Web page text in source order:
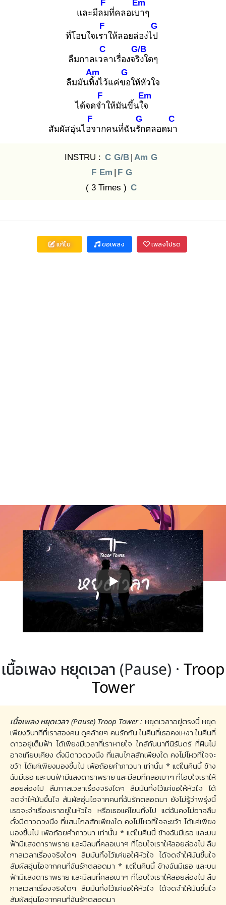
และมีลม
F
ที่คลอเบา
Em
ๆ
ที่โอบใจเรา
F
ให้ลอยล่องไป
G
ลืมกาลเวล
C
าเรื่องจริง
G/B
ใดๆ
ลืมมันทิ้ง
Am
ไว้แค่ขอ
G
ให้หัวใจ
ได้จดจำ
F
ให้มันขึ้นใจ
Em
สัมผัสอุ่นไอจ
F
ากคนที่ฉันรัก
G
ตลอดมา
C
INSTRU : C G/B | Am G
F Em | F G
( 3 Times ) C
แก้ไข ขอเพลง เพลงโปรด
เนื้อเพลง หยุดเวลา (Pause) · Troop
Tower
เนื้อเพลง หยุดเวลา (Pause) Troop Tower : หยุดเวลาอยู่ตรงนี้ หยุด
เพียงวินาทีที่เราสองคน ดูคล้ายๆ คนรักกัน ในคืนที่เธอคงเหงา ในคืนที่
ดาวอยู่เต็มฟ้า ได้เพียงมีเวลาที่เราหายใจ ใกล้กันนาทีนิรันดร์ ที่ฝันไม่
อาจเทียบเคียง ดั่งมีดาวดวงนึง ที่แสนไกลสักเพียงใด คงไม่ไหวที่ใจจะ
ขว้า ได้แค่เพียงมองขึ้นไป เพ้อถ้อยคำภาวนา เท่านั้น * แต่ในคืนนี้ ข้าง
ฉันมีเธอ และบนฟ้ามีแสงดาราพราย และมีลมที่คลอเบาๆ ที่โอบใจเราให้
ลอยล่องไป ลืมกาลเวลาเรื่องจริงใดๆ ลืมมันทิ้งไว้แค่ขอให้หัวใจ ได้
จดจำให้มันขึ้นใจ สัมผัสอุ่นไอจากคนที่ฉันรักตลอดมา ยังไม่รู้ว่าพรุ่งนี้
เธอจะจำเรื่องเราอยู่ในหัวใจ หรือเธอแค่โยนทิ้งไป แต่ฉันคงไม่อาจลืม
ดั่งมีดาวดวงนึง ที่แสนไกลสักเพียงใด คงไม่ไหวที่ใจจะขว้า ได้แค่เพียง
มองขึ้นไป เพ้อถ้อยคำภาวนา เท่านั้น * แต่ในคืนนี้ ข้างฉันมีเธอ และบน
ฟ้ามีแสงดาราพราย และมีลมที่คลอเบาๆ ที่โอบใจเราให้ลอยล่องไป ลืม
กาลเวลาเรื่องจริงใดๆ ลืมมันทิ้งไว้แค่ขอให้หัวใจ ได้จดจำให้มันขึ้นใจ
สัมผัสอุ่นไอจากคนที่ฉันรักตลอดมา * แต่ในคืนนี้ ข้างฉันมีเธอ และบน
ฟ้ามีแสงดาราพราย และมีลมที่คลอเบาๆ ที่โอบใจเราให้ลอยล่องไป ลืม
กาลเวลาเรื่องจริงใดๆ ลืมมันทิ้งไว้แค่ขอให้หัวใจ ได้จดจำให้มันขึ้นใจ
สัมผัสอุ่นไอจากคนที่ฉันรักตลอดมา